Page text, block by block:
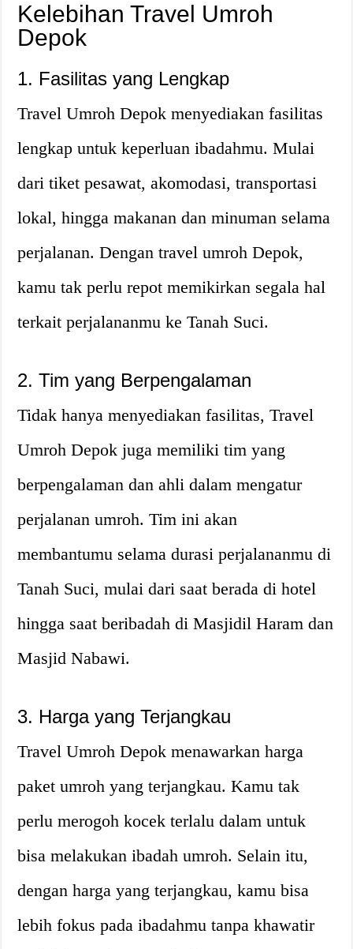
Kelebihan Travel Umroh
Depok
1. Fasilitas yang Lengkap
Travel Umroh Depok menyediakan fasilitas
lengkap untuk keperluan ibadahmu. Mulai
dari tiket pesawat, akomodasi, transportasi
lokal, hingga makanan dan minuman selama
perjalanan. Dengan travel umroh Depok,
kamu tak perlu repot memikirkan segala hal
terkait perjalananmu ke Tanah Suci.
2. Tim yang Berpengalaman
Tidak hanya menyediakan fasilitas, Travel
Umroh Depok juga memiliki tim yang
berpengalaman dan ahli dalam mengatur
perjalanan umroh. Tim ini akan
membantumu selama durasi perjalananmu di
Tanah Suci, mulai dari saat berada di hotel
hingga saat beribadah di Masjidil Haram dan
Masjid Nabawi.
3. Harga yang Terjangkau
Travel Umroh Depok menawarkan harga
paket umroh yang terjangkau. Kamu tak
perlu merogoh kocek terlalu dalam untuk
bisa melakukan ibadah umroh. Selain itu,
dengan harga yang terjangkau, kamu bisa
lebih fokus pada ibadahmu tanpa khawatir